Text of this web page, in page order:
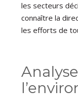
les secteurs
connaître la
les efforts de